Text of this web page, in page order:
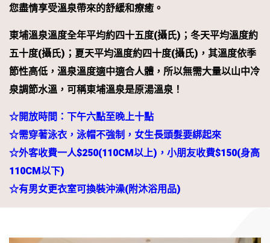
節性高低，溫泉溫度適中適合人體，所以無需大量以山中冷
泉調節水溫，可稱東埔溫泉是原湯溫泉！
☆開放時間：下午六點至晚上十點
☆需穿著泳衣，泳帽不強制，女生長頭髮要綁起來
☆外客收費一人$250(110CM以上)，小朋友收費$150(身高
110CM以下)
☆有男女更衣室可換裝沖澡(附沐浴用品)